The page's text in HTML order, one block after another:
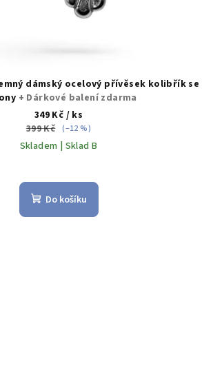
dámský ocelový přívěsek kolibřík se
+ Dárkové balení zdarma
349 Kč / ks
399 Kč (–12 %)
Skladem | Sklad B
Do košíku